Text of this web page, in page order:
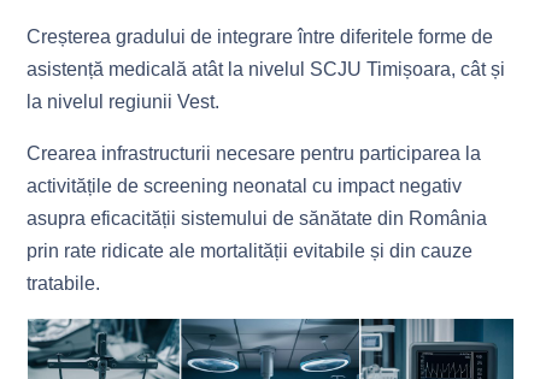
Creșterea gradului de integrare între diferitele forme de
asistență medicală atât la nivelul SCJU Timișoara, cât și
la nivelul regiunii Vest.
Crearea infrastructurii necesare pentru participarea la
activitățile de screening neonatal cu impact negativ
asupra eficacității sistemului de sănătate din România
prin rate ridicate ale mortalității evitabile și din cauze
tratabile.